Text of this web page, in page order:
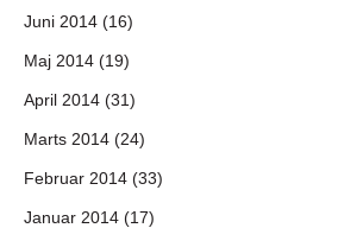
Juni 2014 (16)
Maj 2014 (19)
April 2014 (31)
Marts 2014 (24)
Februar 2014 (33)
Januar 2014 (17)